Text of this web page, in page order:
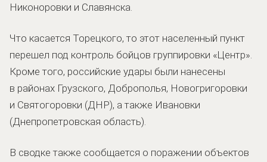
Никоноровки и Славянска.
Что касается Торецкого, то этот населенный пункт
перешел под контроль бойцов группировки «Центр».
Кроме того, российские удары были нанесены
в районах Грузского, Доброполья, Новогригоровки
и Святогоровки (ДНР), а также Ивановки
(Днепропетровская область).
В сводке также сообщается о поражении объектов